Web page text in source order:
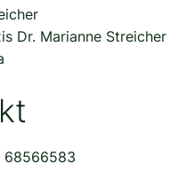
Dr. Marianne Streicher
68566583